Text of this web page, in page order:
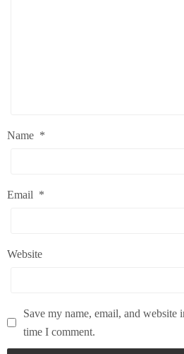
Name *
Email *
Website
Save my name, email, and website
time I comment.